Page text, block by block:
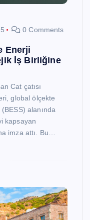
0 Comments
Enerji
İş Birliğine
Cat çatısı
global ölçekte
alanında
kapsayan
imza attı. Bu…